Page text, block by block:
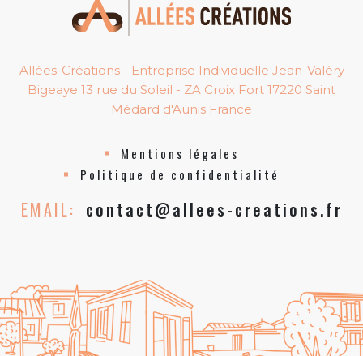
Allées-Créations - Entreprise Individuelle Jean-Valéry
Bigeaye 13 rue du Soleil - ZA Croix Fort 17220 Saint
Médard d'Aunis France
Mentions légales
Politique de confidentialité
EMAIL: contact@allees-creations.fr